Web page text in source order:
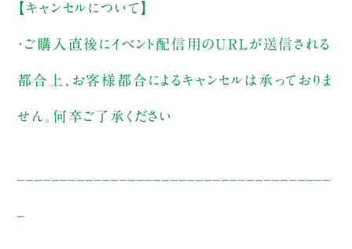
【キャンセルについて】
・ご購入直後にイベント配信用のURLが送信される
都合上、お客様都合によるキャンセルは承っておりま
せん。何卒ご了承ください